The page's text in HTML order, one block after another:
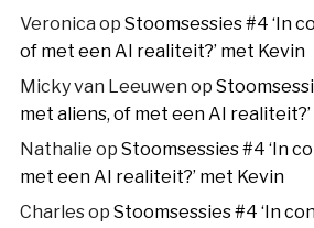
Veronica op Stoomsessies #4 ‘In
of met een AI realiteit?’ met Kevin
Micky van Leeuwen op
met aliens, of met een AI
Nathalie op Stoomsessies #4 ‘In
met een AI realiteit?’ met Kevin
Charlesop Stoomsessies #4 ‘In